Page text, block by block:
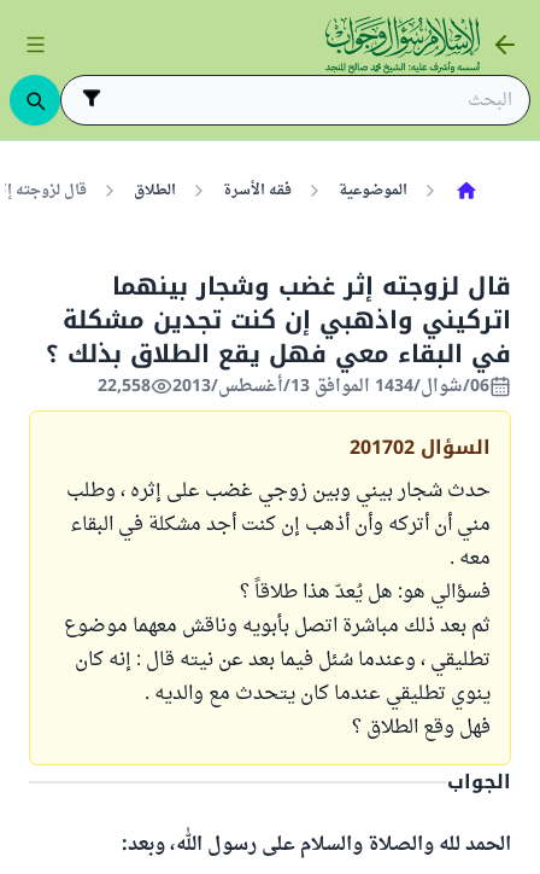
الموضوعية فقه الأسرة الطلاق قال لزوجته
قال لزوجته إثر غضب وشجار بينهما
اتركيني واذهبي إن كنت تجدين مشكلة
في البقاء معي فهل يقع الطلاق بذلك ؟
06/شوال/1434 الموافق 13/أغسطس/2013 22,558
السؤال 201702
حدث شجار بيني وبين زوجي غضب على إثره ، وطلب
مني أن أتركه وأن أذهب إن كنت أجد مشكلة في البقاء
معه .
فسؤالي هو: هل يُعدّ هذا طلاقاً ؟
ثم بعد ذلك مباشرة اتصل بأبويه وناقش معهما موضوع
تطليقي ، وعندما سُئل فيما بعد عن نيته قال : إنه كان
ينوي تطليقي عندما كان يتحدث مع والديه .
فهل وقع الطلاق ؟
الجواب
الحمد لله والصلاة والسلام على رسول الله، وبعد: